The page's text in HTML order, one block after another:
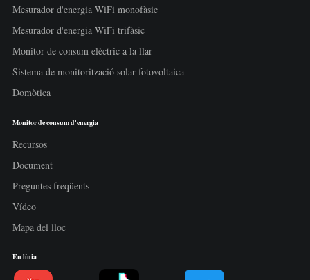
Mesurador d'energia WiFi monofàsic
Mesurador d'energia WiFi trifàsic
Monitor de consum elèctric a la llar
Sistema de monitorització solar fotovoltaica
Domòtica
Monitor de consum d'energia
Recursos
Document
Preguntes freqüents
Vídeo
Mapa del lloc
En línia